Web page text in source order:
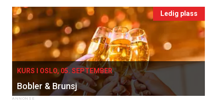
Ledig plass
KURS I OSLO, 05. SEPTEMBER
Bobler & Brunsj